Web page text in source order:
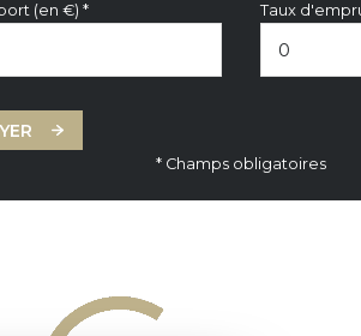
(en €) * Taux
* Champs obligatoires